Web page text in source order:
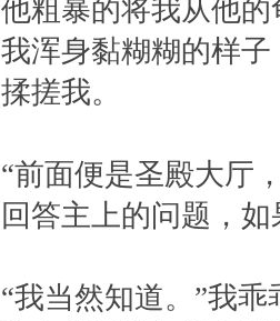
他粗暴的将我从他
我浑身黏糊糊的样
揉搓我。
“前面便是圣殿大厅
回答主上的问题，
“我当然知道。”我乖